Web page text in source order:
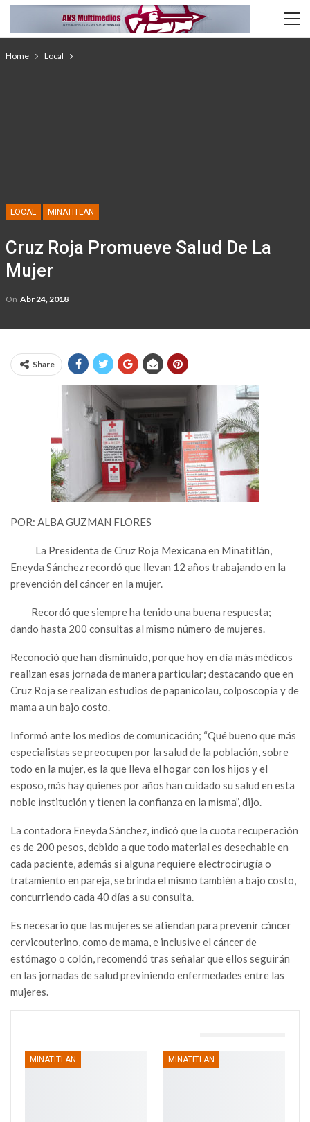
Home Local
LOCAL MINATITLAN
Cruz Roja Promueve Salud De La
Mujer
On Abr 24, 2018
Share
POR: ALBA GUZMAN FLORES
La Presidenta de Cruz Roja Mexicana en Minatitlán,
Eneyda Sánchez recordó que llevan 12 años trabajando en la
prevención del cáncer en la mujer.
Recordó que siempre ha tenido una buena respuesta;
dando hasta 200 consultas al mismo número de mujeres.
Reconoció que han disminuido, porque hoy en día más médicos
realizan esas jornada de manera particular; destacando que en
Cruz Roja se realizan estudios de papanicolau, colposcopía y de
mama a un bajo costo.
Informó ante los medios de comunicación; “Qué bueno que más
especialistas se preocupen por la salud de la población, sobre
todo en la mujer, es la que lleva el hogar con los hijos y el
esposo, más hay quienes por años han cuidado su salud en esta
noble institución y tienen la confianza en la misma”, dijo.
La contadora Eneyda Sánchez, indicó que la cuota recuperación
es de 200 pesos, debido a que todo material es desechable en
cada paciente, además si alguna requiere electrocirugía o
tratamiento en pareja, se brinda el mismo también a bajo costo,
concurriendo cada 40 días a su consulta.
Es necesario que las mujeres se atiendan para prevenir cáncer
cervicouterino, como de mama, e inclusive el cáncer de
estómago o colón, recomendó tras señalar que ellos seguirán
en las jornadas de salud previniendo enfermedades entre las
mujeres.
MINATITLAN MINATITLAN